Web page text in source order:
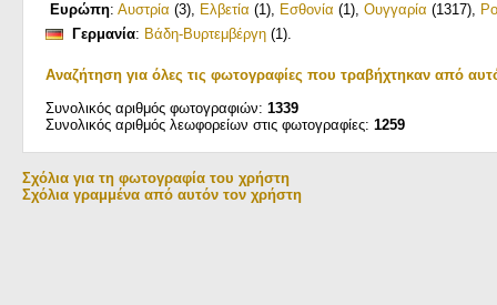
Ευρώπη: Αυστρία (3), Ελβετία (1), Εσθονία (1), Ουγγαρία (1317),
Γερμανία: Βάδη-Βυρτεμβέργη (1).
Αναζήτηση για όλες τις φωτογραφίες που τραβήχτηκαν από
Συνολικός αριθμός φωτογραφιών: 1339
Συνολικός αριθμός λεωφορείων στις φωτογραφίες: 1259
Σχόλια για τη φωτογραφία του χρήστη
Σχόλια γραμμένα από αυτόν τον χρήστη